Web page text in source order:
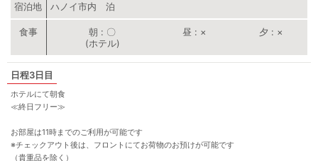
宿泊地 ハノイ市内 泊
朝
〇
(ホテル)
昼 × 夕 ×
3日目
ホテルにて朝食
≪終日フリー≫
お部屋は11時までのご利用が可能です
※チェックアウト後は、フロントにてお荷物のお預けが可能です
（貴重品を除く）